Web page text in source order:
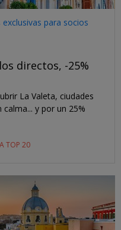
para socios
directos, -25%
La Valeta, ciudades
calma... y por un 25%
TOP 20